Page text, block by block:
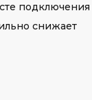
подключения
снижает